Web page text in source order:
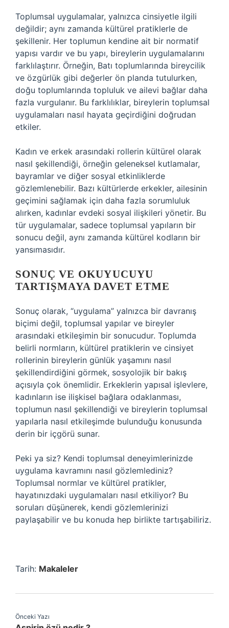
Toplumsal uygulamalar, yalnızca cinsiyetle ilgili
değildir; aynı zamanda kültürel pratiklerle de
şekillenir. Her toplumun kendine ait bir normatif
yapısı vardır ve bu yapı, bireylerin uygulamalarını
farklılaştırır. Örneğin, Batı toplumlarında bireycilik
ve özgürlük gibi değerler ön planda tutulurken,
doğu toplumlarında topluluk ve ailevi bağlar daha
fazla vurgulanır. Bu farklılıklar, bireylerin toplumsal
uygulamaları nasıl hayata geçirdiğini doğrudan
etkiler.
Kadın ve erkek arasındaki rollerin kültürel olarak
nasıl şekillendiği, örneğin geleneksel kutlamalar,
bayramlar ve diğer sosyal etkinliklerde
gözlemlenebilir. Bazı kültürlerde erkekler, ailesinin
geçimini sağlamak için daha fazla sorumluluk
alırken, kadınlar evdeki sosyal ilişkileri yönetir. Bu
tür uygulamalar, sadece toplumsal yapıların bir
sonucu değil, aynı zamanda kültürel kodların bir
yansımasıdır.
SONUÇ VE OKUYUCUYU
TARTIŞMAYA DAVET ETME
Sonuç olarak, “uygulama” yalnızca bir davranış
biçimi değil, toplumsal yapılar ve bireyler
arasındaki etkileşimin bir sonucudur. Toplumda
belirli normların, kültürel pratiklerin ve cinsiyet
rollerinin bireylerin günlük yaşamını nasıl
şekillendirdiğini görmek, sosyolojik bir bakış
açısıyla çok önemlidir. Erkeklerin yapısal işlevlere,
kadınların ise ilişkisel bağlara odaklanması,
toplumun nasıl şekillendiği ve bireylerin toplumsal
yapılarla nasıl etkileşimde bulunduğu konusunda
derin bir içgörü sunar.
Peki ya siz? Kendi toplumsal deneyimlerinizde
uygulama kavramını nasıl gözlemlediniz?
Toplumsal normlar ve kültürel pratikler,
hayatınızdaki uygulamaları nasıl etkiliyor? Bu
soruları düşünerek, kendi gözlemlerinizi
paylaşabilir ve bu konuda hep birlikte tartışabiliriz.
Tarih: Makaleler
Önceki Yazı